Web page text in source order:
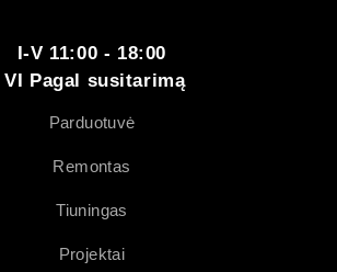
I-V 11:00 - 18:00
VI Pagal susitarimą
Parduotuvė
Remontas
Tiuningas
Projektai